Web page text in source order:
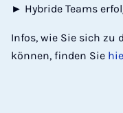
► Hybride Teams
Infos, wie Sie sich zu
können, finden Sie